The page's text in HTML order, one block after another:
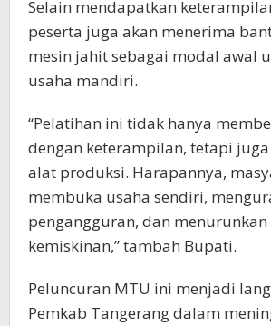
Selain mendapatkan
peserta juga akan menerima
mesin jahit sebagai modal awal
usaha mandiri.
“Pelatihan ini tidak hanya
dengan keterampilan, tetapi
alat produksi. Harapannya,
membuka usaha sendiri,
pengangguran, dan menurunkan
kemiskinan,” tambah Bupati.
Peluncuran MTU ini menjadi
Pemkab Tangerang dalam